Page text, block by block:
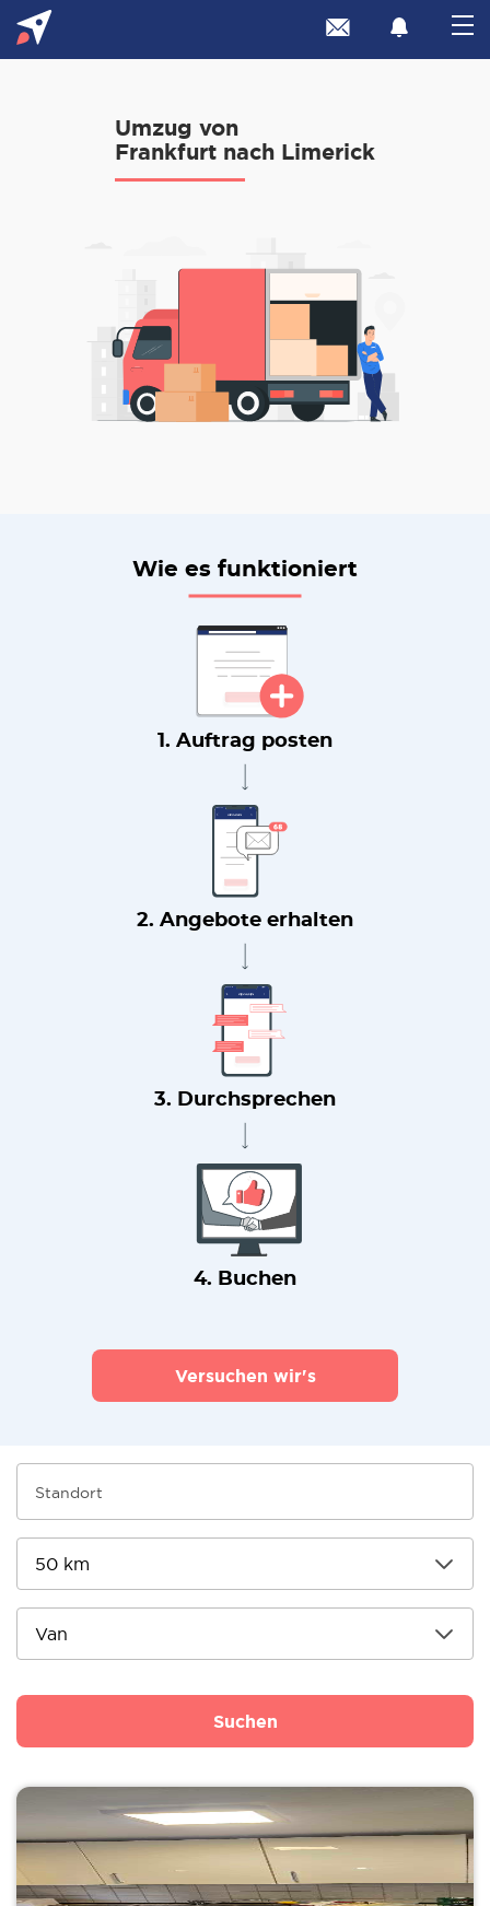
Umzug von
Frankfurt nach Limerick
Wie es funktioniert
1. Auftrag posten
2. Angebote erhalten
3. Durchsprechen
4. Buchen
Versuchen wir's
Suchen